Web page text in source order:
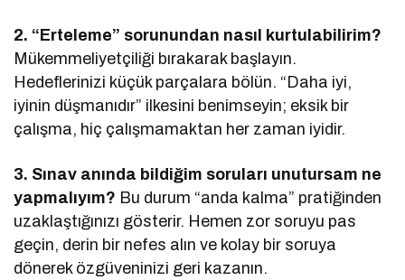
2. “Erteleme” sorunundan nasıl kurtulabilirim?
Mükemmeliyetçiliği bırakarak başlayın.
Hedeflerinizi küçük parçalara bölün. “Daha iyi,
iyinin düşmanıdır” ilkesini benimseyin; eksik bir
çalışma, hiç çalışmamaktan her zaman iyidir.
3. Sınav anında bildiğim soruları unutursam ne
yapmalıyım? Bu durum “anda kalma” pratiğinden
uzaklaştığınızı gösterir. Hemen zor soruyu pas
geçin, derin bir nefes alın ve kolay bir soruya
dönerek özgüveninizi geri kazanın.